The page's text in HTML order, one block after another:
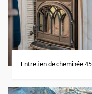
Entretien de cheminée 45